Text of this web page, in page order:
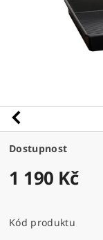
Dostupnost
1 190 Kč
Kód produktu